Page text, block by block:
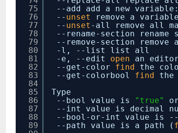
75
76
77
78
79
80
81
82
83
84
85
86
87
88
89
--add add a new
-- unset
remove a
-- unset -all remove all
--rename-section rename
--remove-section remove
-l, --list list all
-e, --edit open
an editor
--get-color find
the
--get-colorbool find
Type
--bool value is
"true"
--int value is decimal
--bool-or-int value is
--path value is a path (